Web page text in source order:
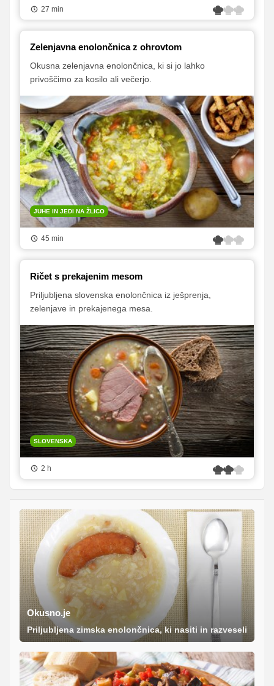
27 min
Zelenjavna enolončnica z ohrovtom
Okusna zelenjavna enolončnica, ki si jo lahko
privoščimo za kosilo ali večerjo.
JUHE IN JEDI NA ŽLICO
45 min
Ričet s prekajenim mesom
Priljubljena slovenska enolončnica iz ješprenja,
zelenjave in prekajenega mesa.
SLOVENSKA
2 h
Okusno.je
Priljubljena zimska enolončnica, ki nasiti in razveseli